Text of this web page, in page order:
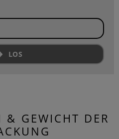
LOS
& GEWICHT DER